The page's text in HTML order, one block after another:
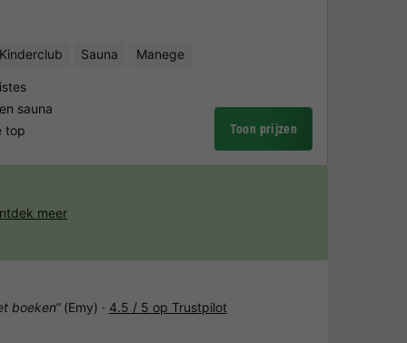
Kinderclub Sauna Manege
sauna
top
Toon prijzen
meer
boeken“(Emy) · 4.5 / 5 op Trustpilot